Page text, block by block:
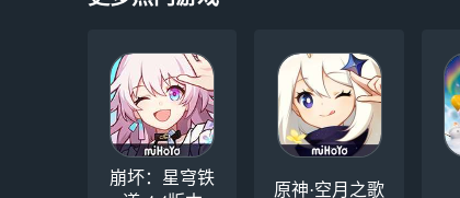
崩坏：星穹铁
原神·空月之歌